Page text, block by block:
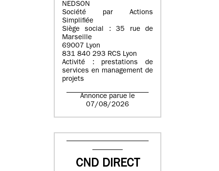
NEDSON
Société par Actions
Simplifiée
Siège social : 35 rue de
Marseille
69007 Lyon
831 840 293 RCS Lyon
Activité : prestations de
services en management de
projets
Annonce parue le
07/08/2026
CND DIRECT